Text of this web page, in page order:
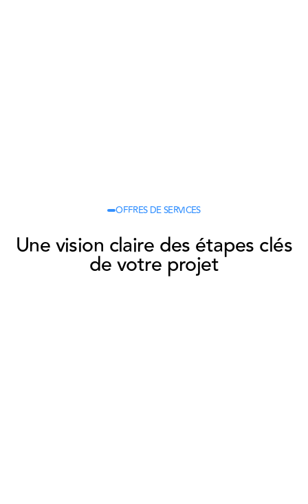
vitesse
Trains
OFFRES DE SERVICES
Une vision claire des étapes clés
de votre projet